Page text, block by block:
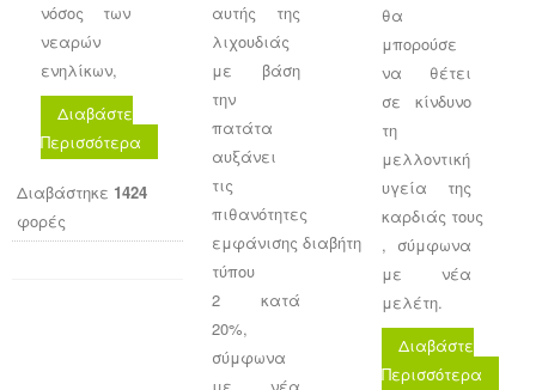
νόσος των
νεαρών
ενηλίκων,
Διαβάστε
Περισσότερα
Διαβάστηκε 1424
φορές
αυτής της
λιχουδιάς
με βάση
την
πατάτα
αυξάνει
τις
πιθανότητες
εμφάνισης διαβήτη
τύπου
2 κατά
20%,
σύμφωνα
θα
μπορούσε
να θέτει
σε κίνδυνο
τη
μελλοντική
υγεία της
καρδιάς τους
, σύμφωνα
με νέα
μελέτη.
Διαβάστε
Περισσότερα